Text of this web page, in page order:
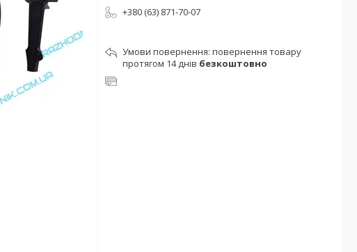
+380 (63) 871-70-07
повернення товару
протягом 14 днів безкоштовно